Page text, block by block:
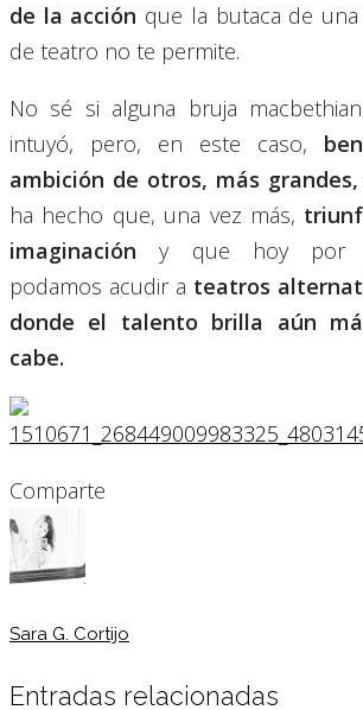
de la acción que la butaca de una
de teatro no te permite.
No sé si alguna bruja
intuyó, pero, en este caso,
ambición de otros, más grandes,
ha hecho que, una vez más,
imaginación y que hoy por
podamos acudir a teatros
donde el talento brilla aún
cabe.
Comparte
Sara G. Cortijo
Entradas relacionadas